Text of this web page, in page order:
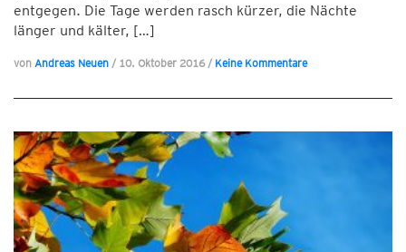
entgegen. Die Tage werden rasch kürzer, die Nächte
länger und kälter, […]
von Andreas Neuen / 10. Oktober 2016/ Keine Kommentare